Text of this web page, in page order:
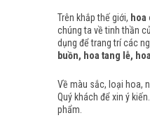
Trên khắp thế giới, hoa
chúng ta về tinh thần
dụng để trang trí các
buồn, hoa tang lễ,
Về màu sắc, loại hoa,
Quý khách để xin ý
phẩm.